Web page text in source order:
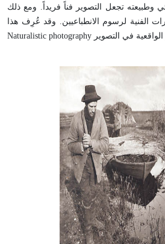
وطبيعته تجعل التصوير فناً فريداً. ومع ذلك
الفنية لرسوم الانطباعيين. وقد عُرِف هذا
المذهب بالمذهب الطبيعي أو الواقعية في التصوير Naturalistic photography